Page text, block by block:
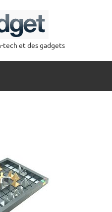
tech et des gadgets